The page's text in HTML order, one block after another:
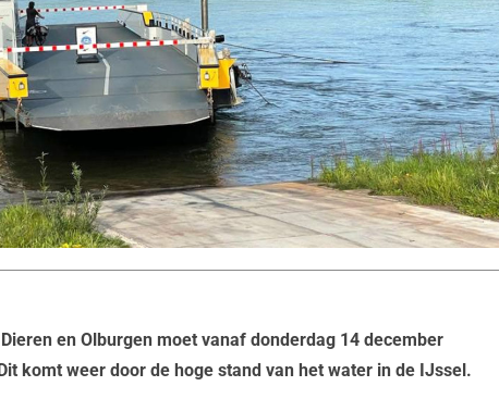
en Olburgen moet vanaf donderdag 14 december
komt weer door de hoge stand van het water in de IJssel.